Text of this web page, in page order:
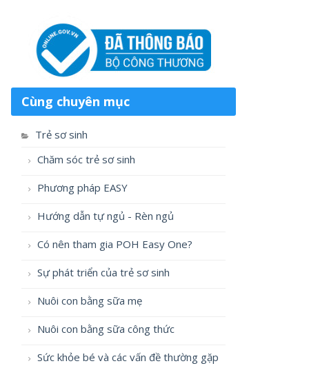
Cùng chuyên mục
Trẻ sơ sinh
Chăm sóc trẻ sơ sinh
Phương pháp EASY
Hướng dẫn tự ngủ - Rèn ngủ
Có nên tham gia POH Easy One?
Sự phát triển của trẻ sơ sinh
Nuôi con bằng sữa mẹ
Nuôi con bằng sữa công thức
Sức khỏe bé và các vấn đề thường gặp